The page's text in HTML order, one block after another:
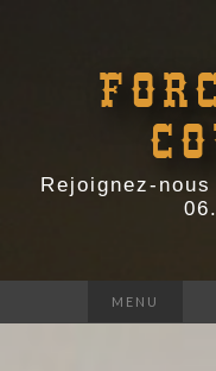
Rejoignez-
MENU